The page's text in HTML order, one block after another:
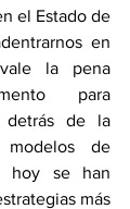
el Estado de
en
la pena
para
detrás de la
modelos de
hoy se han
más